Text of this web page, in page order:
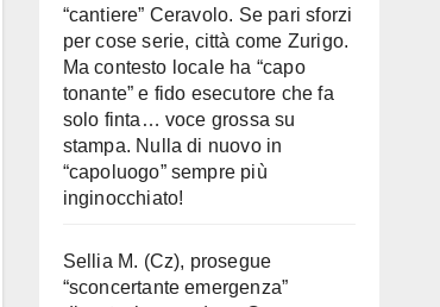
“cantiere” Ceravolo. Se pari sforzi
per cose serie, città come Zurigo.
Ma contesto locale ha “capo
tonante” e fido esecutore che fa
solo finta… voce grossa su
stampa. Nulla di nuovo in
“capoluogo” sempre più
inginocchiato!
Sellia M. (Cz), prosegue
“sconcertante emergenza”